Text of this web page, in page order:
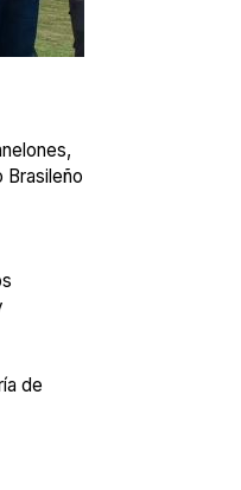
Brasileño
de